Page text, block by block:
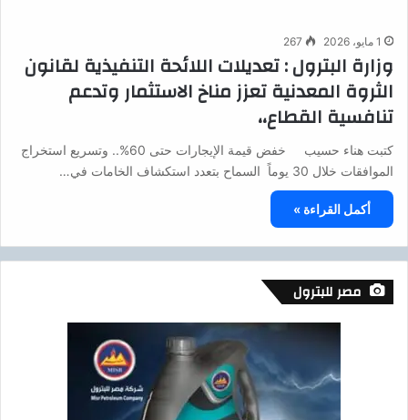
1 مايو، 2026 267
وزارة البترول : تعديلات اللائحة التنفيذية لقانون
الثروة المعدنية تعزز مناخ الاستثمار وتدعم
تنافسية القطاع،،
كتبت هناء حسيب خفض قيمة الإيجارات حتى 60%.. وتسريع استخراج
الموافقات خلال 30 يوماً السماح بتعدد استكشاف الخامات في…
أكمل القراءة »
مصر للبترول